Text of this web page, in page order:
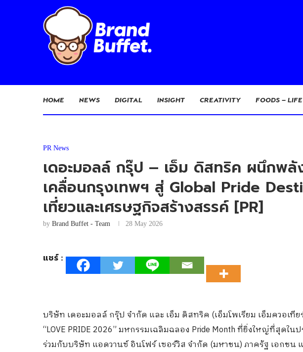
HOME NEWS DIGITAL INSIGHT CREATIVITY FOODS – LIFE
PR News
เดอะมอลล์ กรุ๊ป – เอ็ม ดิสทริค ผนึกพลั
เคลื่อนกรุงเทพฯ สู่ Global Pride
เที่ยวและเศรษฐกิจสร้างสรรค์ [PR]
by Brand Buffet - Team 28 May 2026
แชร์ :
บริษัท เดอะมอลล์ กรุ๊ป จำกัด และ เอ็ม ดิสทริค (เอ็มโพเรียม เอ็มควอเที
“LOVE PRIDE 2026” มหกรรมเฉลิมฉลอง Pride Month ที่ยิ่งใหญ่ที่สุดใ
ร่วมกับบริษัท แอดวานซ์ อินโฟร์ เซอร์วิส จำกัด (มหาชน) ภาครัฐ เอกชน